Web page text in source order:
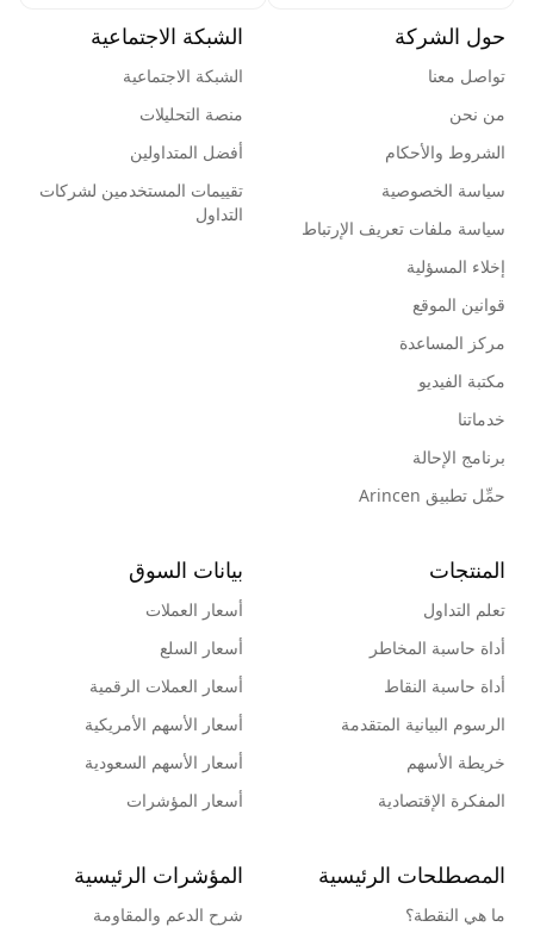
حول الشركة
تواصل معنا
من نحن
الشروط والأحكام
سياسة الخصوصية
سياسة ملفات تعريف الإرتباط
إخلاء المسؤلية
قوانين الموقع
مركز المساعدة
مكتبة الفيديو
خدماتنا
برنامج الإحالة
حمِّل تطبيق Arincen
الشبكة الاجتماعية
الشبكة الاجتماعية
منصة التحليلات
أفضل المتداولين
تقييمات المستخدمين لشركات
التداول
المنتجات
تعلم التداول
أداة حاسبة المخاطر
أداة حاسبة النقاط
الرسوم البيانية المتقدمة
خريطة الأسهم
المفكرة الإقتصادية
بيانات السوق
أسعار العملات
أسعار السلع
أسعار العملات الرقمية
أسعار الأسهم الأمريكية
أسعار الأسهم السعودية
أسعار المؤشرات
المصطلحات الرئيسية
ما هي النقطة؟
المؤشرات الرئيسية
شرح الدعم والمقاومة